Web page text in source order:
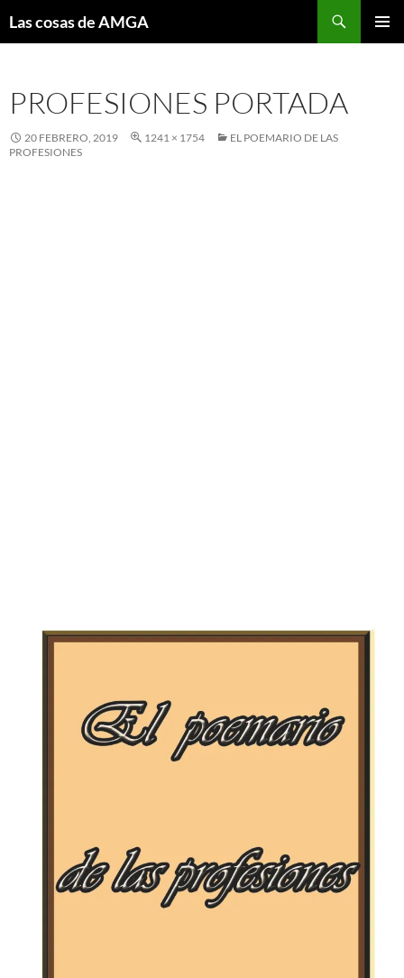
Las cosas de AMGA
PROFESIONES PORTADA
20 FEBRERO, 2019 1241 × 1754
EL POEMARIO DE LAS
PROFESIONES